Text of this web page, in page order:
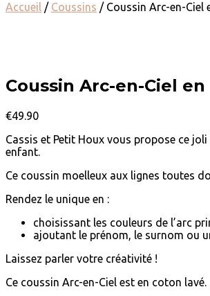
Accueil / Coussins / Coussin Arc-en-Ciel
Coussin Arc-en-Ciel
€49.90
Cassis et Petit Houx vous propose ce
enfant.
Ce coussin moelleux aux lignes toutes
Rendez le unique en :
choisissant les couleurs de l’arc
ajoutant le prénom, le surnom ou
Laissez parler votre créativité !
Ce coussin Arc-en-Ciel est en coton